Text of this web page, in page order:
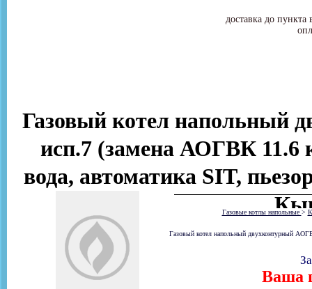
доставка до
Газовый котел напольный
исп.7 (замена АОГВК 11.6
вода, автоматика SIT,
Газовые котлы напольные >
Газовый котел напольный двухконтурный
Ваша